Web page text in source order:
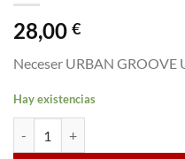
28,00 €
Neceser URBAN GROOVE
Hay existencias